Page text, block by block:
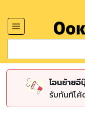
โอนย้ายอี
รับทันทีโค้